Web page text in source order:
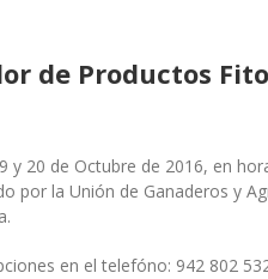
de Productos
y 20 de Octubre de 2016, en
por la Unión de Ganaderos y
en el telefóno: 942 802